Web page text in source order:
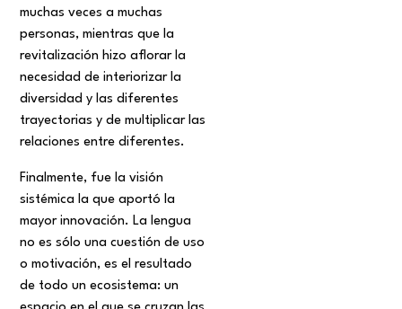
muchas veces a muchas
personas, mientras que la
revitalización hizo aflorar la
necesidad de interiorizar la
diversidad y las diferentes
trayectorias y de multiplicar las
relaciones entre diferentes.
Finalmente, fue la visión
sistémica la que aportó la
mayor innovación. La lengua
no es sólo una cuestión de uso
o motivación, es el resultado
de todo un ecosistema: un